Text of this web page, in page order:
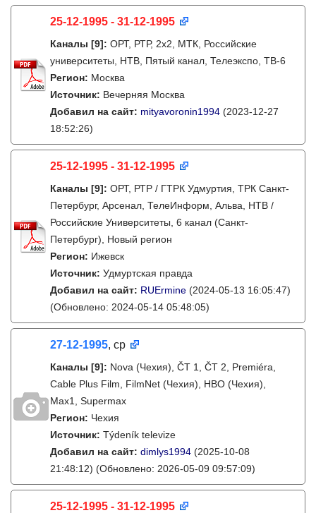
25-12-1995 - 31-12-1995
Каналы [9]: ОРТ, РТР, 2х2, МТК, Российские
университеты, НТВ, Пятый канал, Телеэкспо, ТВ-6
Регион: Москва
Источник: Вечерняя Москва
Добавил на сайт: mityavoronin1994 (2023-12-27
18:52:26)
25-12-1995 - 31-12-1995
Каналы [9]: ОРТ, РТР / ГТРК Удмуртия, ТРК Санкт-
Петербург, Арсенал, ТелеИнформ, Альва, НТВ /
Российские Университеты, 6 канал (Санкт-
Петербург), Новый регион
Регион: Ижевск
Источник: Удмуртская правда
Добавил на сайт: RUErmine (2024-05-13 16:05:47)
(Обновлено: 2024-05-14 05:48:05)
27-12-1995, ср
Каналы [9]: Nova (Чехия), ČT 1, ČT 2, Premiéra,
Cable Plus Film, FilmNet (Чехия), HBO (Чехия),
Max1, Supermax
Регион: Чехия
Источник: Týdeník televize
Добавил на сайт: dimlys1994 (2025-10-08
21:48:12) (Обновлено: 2026-05-09 09:57:09)
25-12-1995 - 31-12-1995